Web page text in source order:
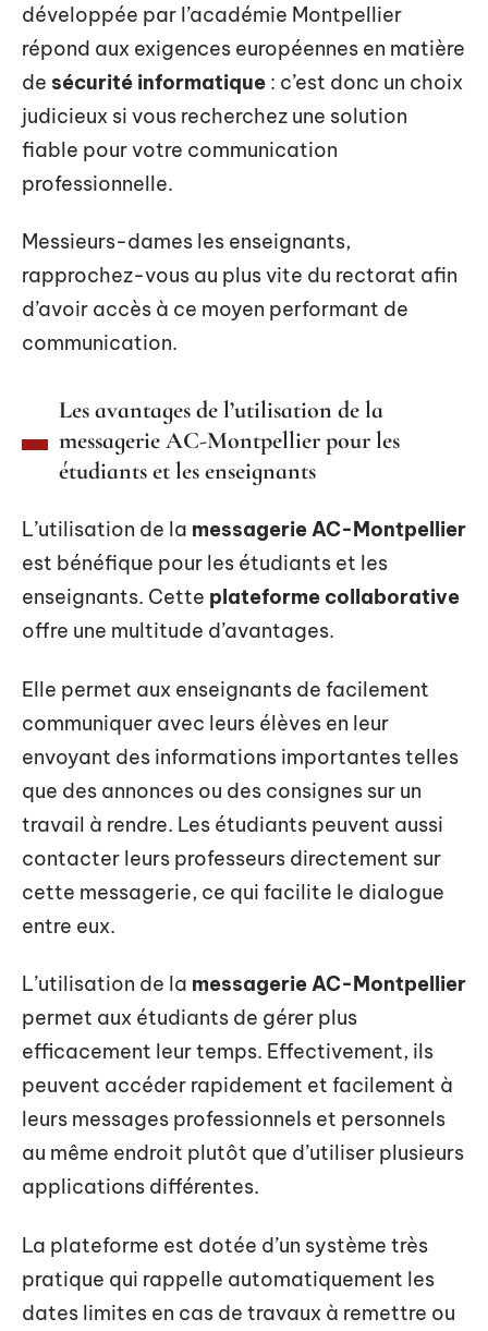
développée par l’académie Montpellier
répond aux exigences européennes en matière
de sécurité informatique : c’est donc un choix
judicieux si vous recherchez une solution
fiable pour votre communication
professionnelle.
Messieurs-dames les enseignants,
rapprochez-vous au plus vite du rectorat afin
d’avoir accès à ce moyen performant de
communication.
Les avantages de l’utilisation de la
messagerie AC-Montpellier pour les
étudiants et les enseignants
L’utilisation de la messagerie AC-Montpellier
est bénéfique pour les étudiants et les
enseignants. Cette plateforme collaborative
offre une multitude d’avantages.
Elle permet aux enseignants de facilement
communiquer avec leurs élèves en leur
envoyant des informations importantes telles
que des annonces ou des consignes sur un
travail à rendre. Les étudiants peuvent aussi
contacter leurs professeurs directement sur
cette messagerie, ce qui facilite le dialogue
entre eux.
L’utilisation de la messagerie AC-Montpellier
permet aux étudiants de gérer plus
efficacement leur temps. Effectivement, ils
peuvent accéder rapidement et facilement à
leurs messages professionnels et personnels
au même endroit plutôt que d’utiliser plusieurs
applications différentes.
La plateforme est dotée d’un système très
pratique qui rappelle automatiquement les
dates limites en cas de travaux à remettre ou